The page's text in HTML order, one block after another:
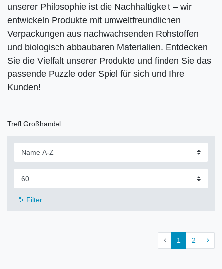
unserer Philosophie ist die Nachhaltigkeit – wir
entwickeln Produkte mit umweltfreundlichen
Verpackungen aus nachwachsenden Rohstoffen
und biologisch abbaubaren Materialien. Entdecken
Sie die Vielfalt unserer Produkte und finden Sie das
passende Puzzle oder Spiel für sich und Ihre
Kunden!
Trefl Großhandel
Filter
1 2